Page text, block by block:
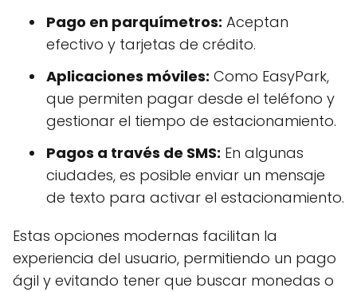
Pago en parquímetros: Aceptan
efectivo y tarjetas de crédito.
Aplicaciones móviles: Como EasyPark,
que permiten pagar desde el teléfono y
gestionar el tiempo de estacionamiento.
Pagos a través de SMS: En algunas
ciudades, es posible enviar un mensaje
de texto para activar el estacionamiento.
Estas opciones modernas facilitan la
experiencia del usuario, permitiendo un pago
ágil y evitando tener que buscar monedas o